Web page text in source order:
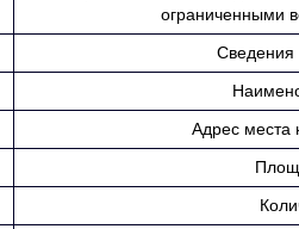
ограниченными
Сведения
Адрес места